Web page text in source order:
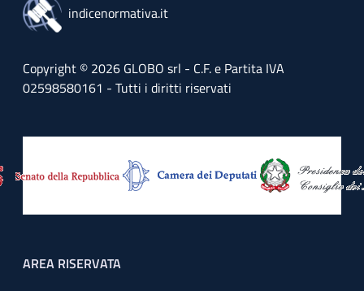
indicenormativa.it
Copyright © 2026 GLOBO srl - C.F. e Partita IVA
02598580161 - Tutti i diritti riservati
Footer menu
AREA RISERVATA